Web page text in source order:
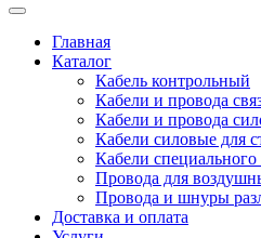
Главная
Каталог
Кабель контрольный
Кабели и провода
Кабели и провода
Кабели силовые для
Кабели специального
Провода для
Провода и шнуры
Доставка и оплата